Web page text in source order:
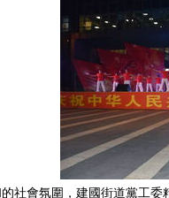
社會氛圍，建國街道黨工